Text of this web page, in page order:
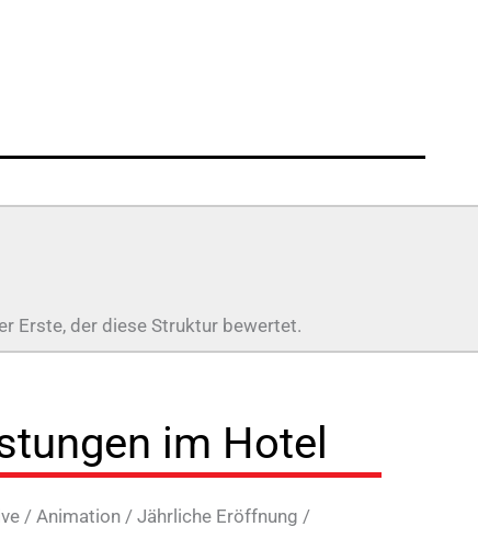
Erste, der diese Struktur bewertet.
im Hotel
/ Animation / Jährliche Eröffnung /